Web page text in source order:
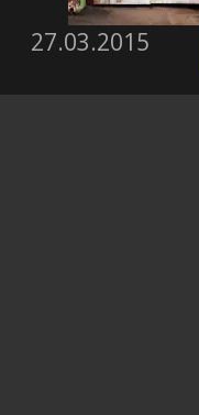
27.03.2015